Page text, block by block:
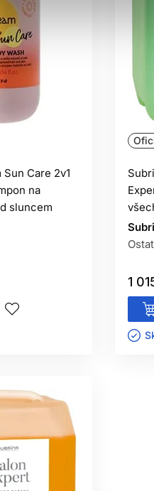
Care 2v1
na
sluncem
1